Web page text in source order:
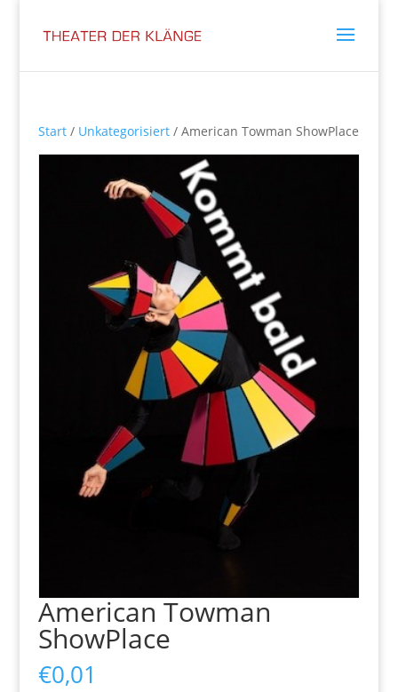
Start/ Unkategorisiert/ American Towman ShowPlace
American Towman
ShowPlace
€0,01